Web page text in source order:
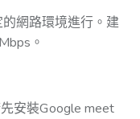
網路環境進行。建
。
安裝Google meet